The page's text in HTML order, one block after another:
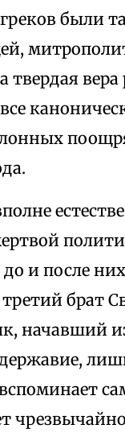
были
твердая вера
и после
брат
начавший